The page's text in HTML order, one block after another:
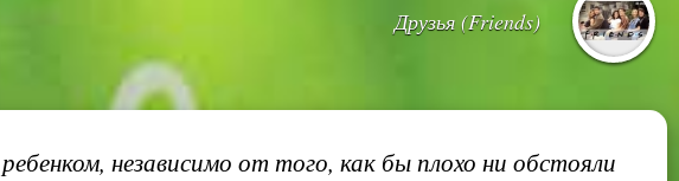
Друзья (Friends)
независимо от того, как бы плохо ни обстояли